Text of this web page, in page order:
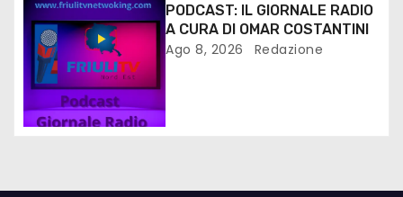
PODCAST: IL GIORNALE RADIO
A CURA DI OMAR COSTANTINI
Ago 8, 2026 Redazione